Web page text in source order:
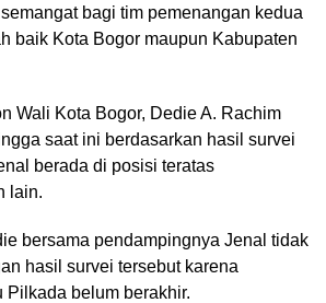
bagi tim pemenangan kedua
baik Kota Bogor maupun Kabupaten
Wali Kota Bogor, Dedie A. Rachim
saat ini berdasarkan hasil survei
berada di posisi teratas
lain.
bersama pendampingnya Jenal tidak
hasil survei tersebut karena
Pilkada belum berakhir.